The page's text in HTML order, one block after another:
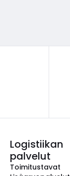
Logistiikan
palvelut
Toimitustavat